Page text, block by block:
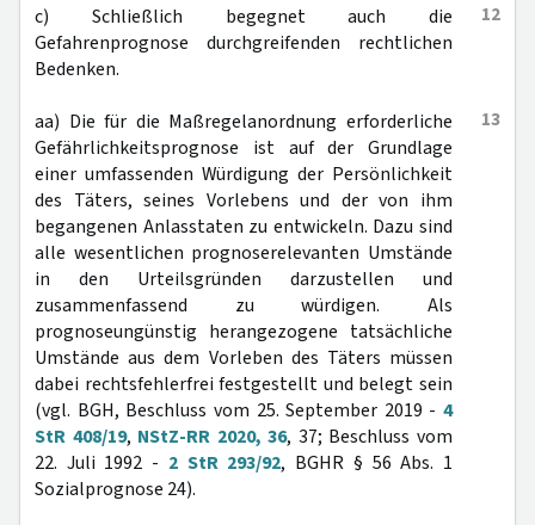
12
c) Schließlich begegnet auch die
Gefahrenprognose durchgreifenden rechtlichen
Bedenken.
13
aa) Die für die Maßregelanordnung erforderliche
Gefährlichkeitsprognose ist auf der Grundlage
einer umfassenden Würdigung der Persönlichkeit
des Täters, seines Vorlebens und der von ihm
begangenen Anlasstaten zu entwickeln. Dazu sind
alle wesentlichen prognoserelevanten Umstände
in den Urteilsgründen darzustellen und
zusammenfassend zu würdigen. Als
prognoseungünstig herangezogene tatsächliche
Umstände aus dem Vorleben des Täters müssen
dabei rechtsfehlerfrei festgestellt und belegt sein
(vgl. BGH, Beschluss vom 25. September 2019 - 4
StR 408/19, NStZ-RR 2020, 36, 37; Beschluss vom
22. Juli 1992 - 2 StR 293/92, BGHR § 56 Abs. 1
Sozialprognose 24).